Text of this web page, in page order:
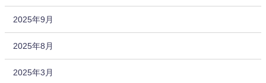
2025年9月
2025年8月
2025年3月